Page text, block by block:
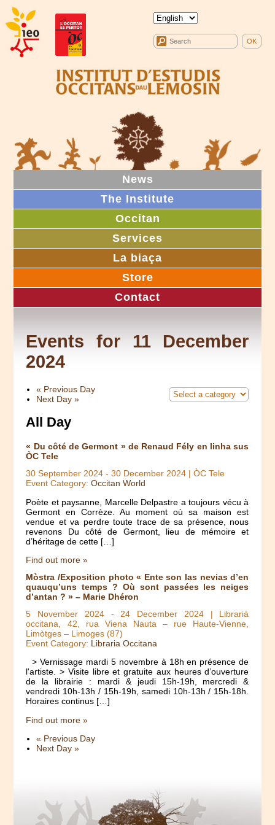
News
The Institute
Occitan
Services
La biaça
Store
Contact
Events for 11 December
2024
« Previous Day
Next Day»
All Day
« Du côté de Germont » de Renaud Fély en linha sus
ÒC Tele
30 September 2024 -30 December 2024 | ÒC Tele
Event Category:Occitan World
Poète et paysanne, Marcelle Delpastre a toujours vécu à
Germont en Corrèze. Au moment où sa maison est
vendue et va perdre toute trace de sa présence, nous
revenons Du côté de Germont, lieu de mémoire et
d’héritage de cette […]
Find out more »
Mòstra /Exposition photo « Ente son las nevias d’en
quauqu’uns temps ? Où sont passées les neiges
d’antan ? » – Marie Dhéron
5 November 2024- 24 December 2024| Librariá
occitana, 42, rua Viena Nauta – rue Haute-Vienne,
Limòtges – Limoges (87)
Event Category: Libraria Occitana
> Vernissage mardi 5 novembre à 18h en présence de
l'artiste. > Visite libre et gratuite aux heures d’ouverture
de la librairie : mardi & jeudi 15h-19h, mercredi &
vendredi 10h-13h / 15h-19h, samedi 10h-13h / 15h-18h.
Horaires continus […]
Find out more »
« Previous Day
Next Day»